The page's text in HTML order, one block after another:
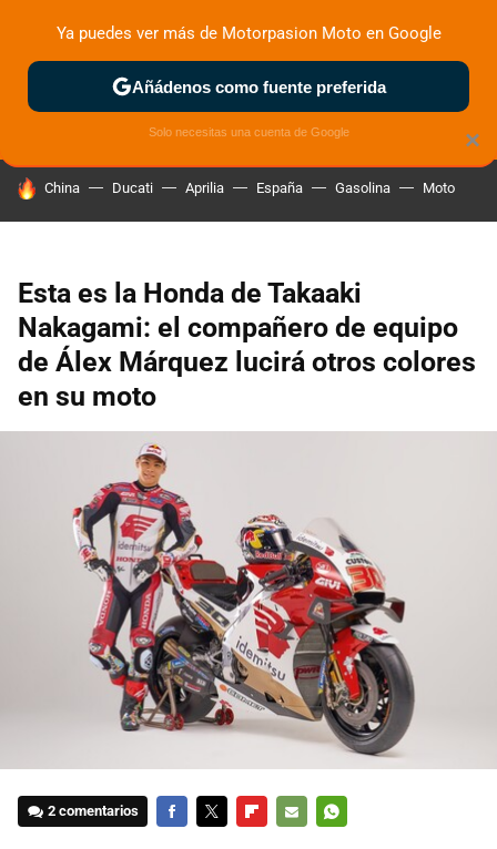
ZONA DE PRUEBAS DEPORTIVAS MOTOS ELÉCTRICAS
HOY SE HABLA DE
China Ducati Aprilia España Gasolina Moto
Esta es la Honda de Takaaki
Nakagami: el compañero de equipo
de Álex Márquez lucirá otros colores
en su moto
2 comentarios
×
Ya puedes ver más de Motorpasion Moto en Google
Añádenos como fuente preferida
Solo necesitas una cuenta de Google